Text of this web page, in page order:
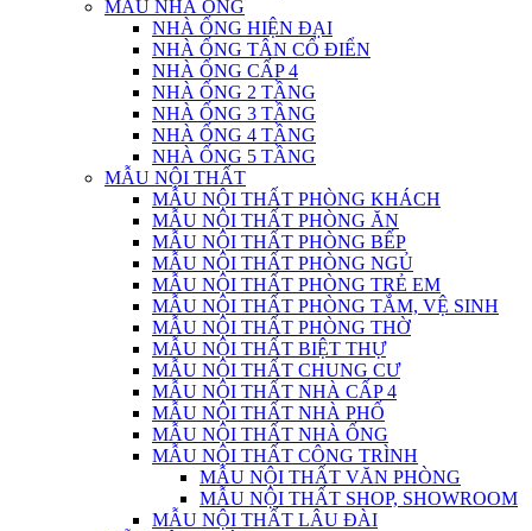
MẪU NHÀ ỐNG
NHÀ ỐNG HIỆN ĐẠI
NHÀ ỐNG TÂN CỔ ĐIỂN
NHÀ ỐNG CẤP 4
NHÀ ỐNG 2 TẦNG
NHÀ ỐNG 3 TẦNG
NHÀ ỐNG 4 TẦNG
NHÀ ỐNG 5 TẦNG
MẪU NỘI THẤT
MẪU NỘI THẤT PHÒNG KHÁCH
MẪU NỘI THẤT PHÒNG ĂN
MẪU NỘI THẤT PHÒNG BẾP
MẪU NỘI THẤT PHÒNG NGỦ
MẪU NỘI THẤT PHÒNG TRẺ EM
MẪU NỘI THẤT PHÒNG TẮM, VỆ SINH
MẪU NỘI THẤT PHÒNG THỜ
MẪU NỘI THẤT BIỆT THỰ
MẪU NỘI THẤT CHUNG CƯ
MẪU NỘI THẤT NHÀ CẤP 4
MẪU NỘI THẤT NHÀ PHỐ
MẪU NỘI THẤT NHÀ ỐNG
MẪU NỘI THẤT CÔNG TRÌNH
MẪU NỘI THẤT VĂN PHÒNG
MẪU NỘI THẤT SHOP, SHOWROOM
MẪU NỘI THẤT LÂU ĐÀI